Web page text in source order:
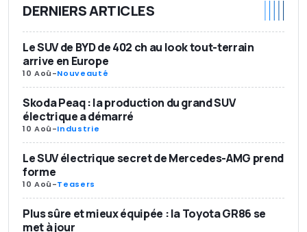
DERNIERS ARTICLES
Le SUV de BYD de 402 ch au look tout-terrain
arrive en Europe
10 Aoû-Nouveauté
Skoda Peaq : la production du grand SUV
électrique a démarré
10 Aoû-Industrie
Le SUV électrique secret de Mercedes-AMG prend
forme
10 Aoû-Teasers
Plus sûre et mieux équipée : la Toyota GR86 se
met à jour